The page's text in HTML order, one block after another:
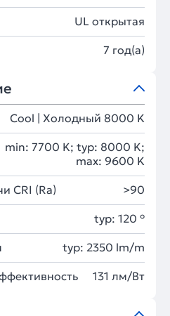
UL открытая
7 год(а)
Cool | Холодный 8000 K
min: 7700 K; typ: 8000 K;
max: 9600 K
CRI (Ra) >90
typ: 120 °
typ: 2350 lm/m
131 лм/Вт